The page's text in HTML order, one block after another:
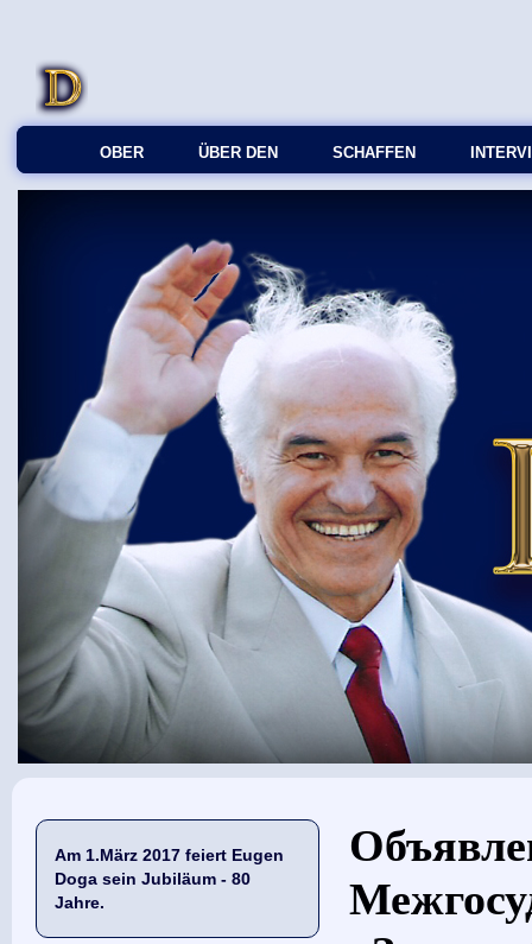
OBER ÜBER DEN SCHAFFEN
Am 1.März 2017 feiert Eugen
Doga sein Jubiläum - 80
Jahre.
Sie sind hier